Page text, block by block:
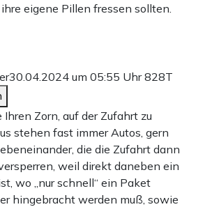
eigene Pillen fressen sollten.
30.04.2024 um 05:55 Uhr828T
Ihren Zorn, auf der Zufahrt zu
stehen fast immer Autos, gern
die die Zufahrt dann
weil direkt daneben ein
wo „nur schnell“ ein Paket
hingebracht werden muß, sowie